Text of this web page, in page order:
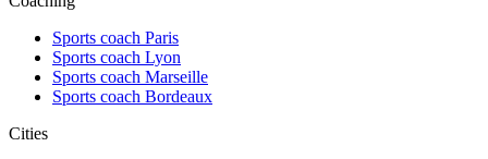
Sports coach Paris
Sports coach Lyon
Sports coach Marseille
Sports coach Bordeaux
Cities